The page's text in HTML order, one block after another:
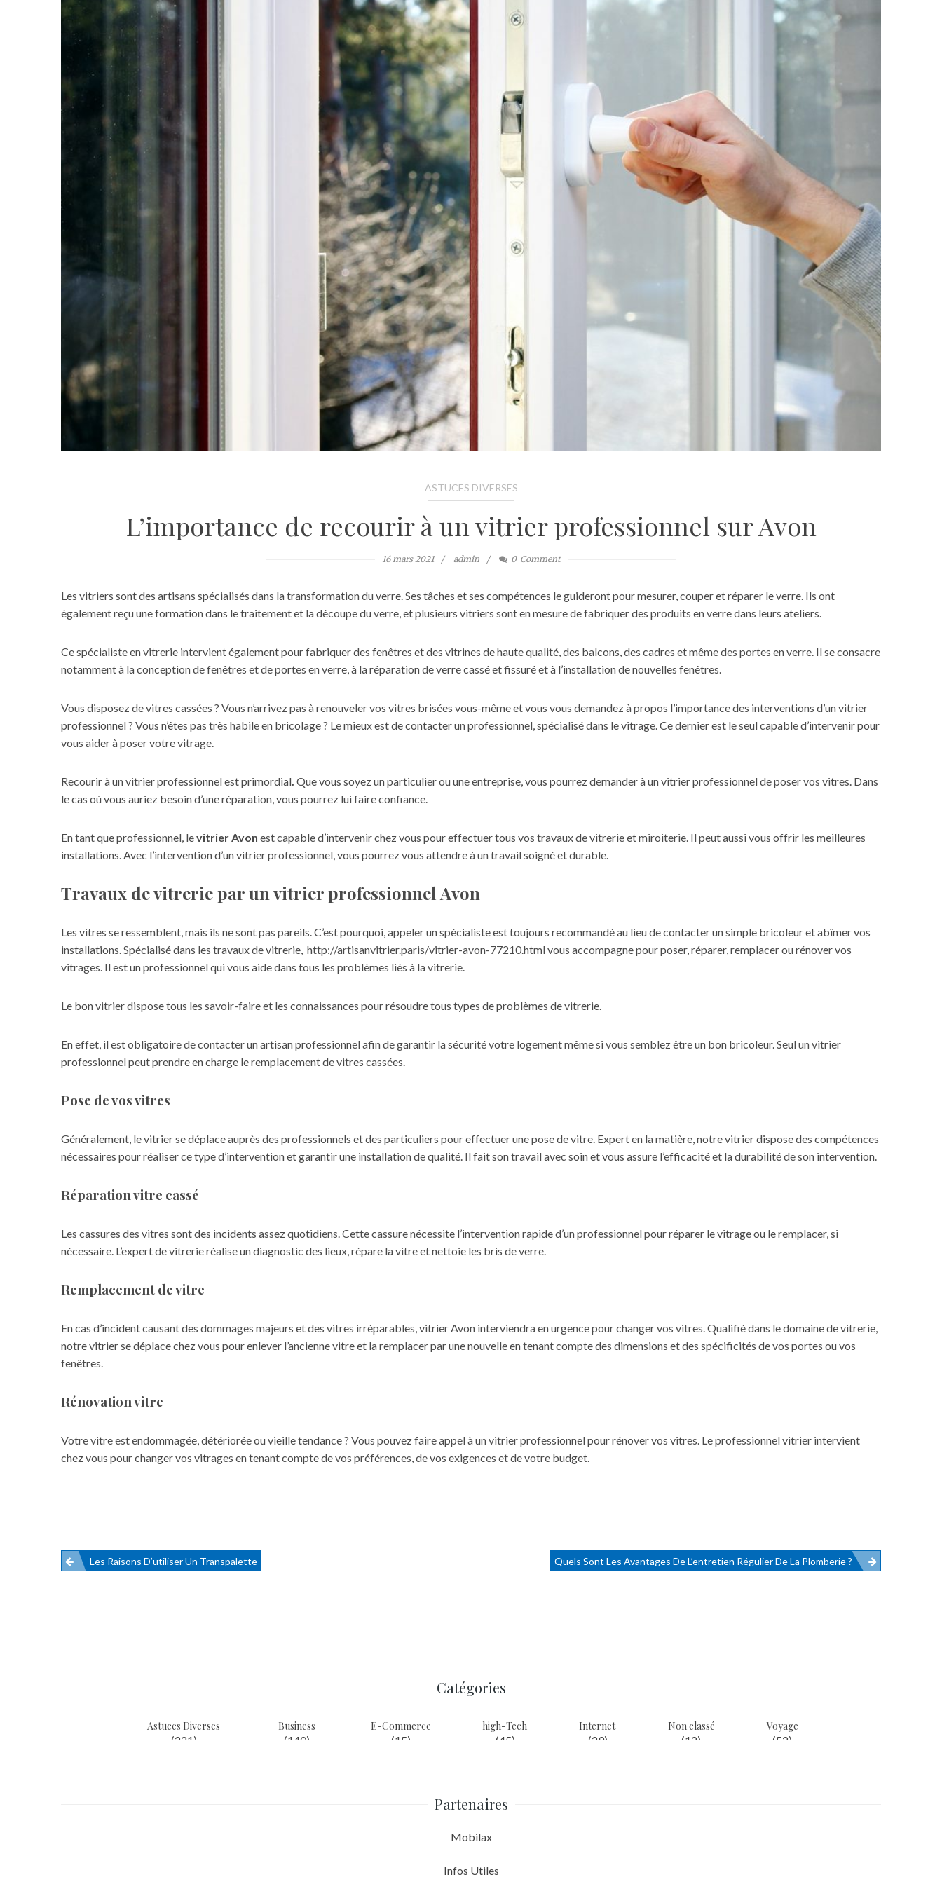
ASTUCES DIVERSES
L’importance de recourir à un vitrier professionnel sur Avon
16 mars 2021 admin 0 Comment
Les vitriers sont des artisans spécialisés dans la transformation du verre. Ses tâches et ses compétences le guideront pour mesurer, couper et réparer le verre. Ils ont
également reçu une formation dans le traitement et la découpe du verre, et plusieurs vitriers sont en mesure de fabriquer des produits en verre dans leurs ateliers.
Ce spécialiste en vitrerie intervient également pour fabriquer des fenêtres et des vitrines de haute qualité, des balcons, des cadres et même des portes en verre. Il se consacre
notamment à la conception de fenêtres et de portes en verre, à la réparation de verre cassé et fissuré et à l’installation de nouvelles fenêtres.
Vous disposez de vitres cassées ? Vous n’arrivez pas à renouveler vos vitres brisées vous-même et vous vous demandez à propos l’importance des interventions d’un vitrier
professionnel ? Vous n’êtes pas très habile en bricolage? Le mieux est de contacter un professionnel, spécialisé dans le vitrage. Ce dernier est le seul capable d’intervenir pour
vous aider à poser votre vitrage.
Recourir à un vitrier professionnel est primordial. Que vous soyez un particulier ou une entreprise, vous pourrez demander à un vitrier professionnel de poser vos vitres. Dans
le cas où vous auriez besoin d’une réparation, vous pourrez lui faire confiance.
En tant que professionnel, levitrier Avon est capable d’intervenir chez vous pour effectuer tous vos travaux de vitrerie et miroiterie. Il peut aussi vous offrir les meilleures
installations. Avec l’intervention d’un vitrier professionnel, vous pourrez vous attendre à un travail soigné et durable.
Travaux de vitrerie par un vitrier professionnel Avon
Les vitres se ressemblent, mais ils ne sont pas pareils. C’est pourquoi, appeler un spécialiste est toujours recommandé au lieu de contacter un simple bricoleur et abîmer vos
installations. Spécialisé dans les travaux de vitrerie, http://artisanvitrier.paris/vitrier-avon-77210.htmlvous accompagne pour poser, réparer, remplacer ou rénover vos
vitrages. Il est un professionnel qui vous aide dans tous les problèmes liés à la vitrerie.
Le bon vitrier dispose tous les savoir-faire et les connaissances pour résoudre tous types de problèmes de vitrerie.
En effet, il est obligatoire decontacter un artisan professionnelafin de garantir la sécurité votre logement même si vous semblez être un bon bricoleur. Seul un vitrier
professionnel peut prendre en charge le remplacement de vitres cassées.
Pose de vos vitres
Généralement, le vitrier se déplace auprès des professionnels et des particuliers pour effectuer une pose de vitre. Expert en la matière, notre vitrier dispose des compétences
nécessaires pour réaliser ce type d’intervention et garantir une installation de qualité. Il fait son travail avec soin et vous assure l’efficacité et la durabilité de son intervention.
Réparation vitre cassé
Les cassures des vitres sont des incidents assez quotidiens. Cette cassure nécessite l’intervention rapide d’un professionnel pour réparer le vitrage ou le remplacer, si
nécessaire. L’expert de vitrerie réalise un diagnostic des lieux, répare la vitre et nettoie les bris de verre.
Remplacement de vitre
En cas d’incident causant des dommages majeurs et des vitres irréparables, vitrier Avon interviendra en urgence pour changer vos vitres. Qualifié dans le domaine de vitrerie,
notre vitrier se déplace chez vous pour enlever l’ancienne vitre et la remplacer par une nouvelle en tenant compte des dimensions et des spécificités de vos portes ou vos
fenêtres.
Rénovation vitre
Votre vitre est endommagée, détériorée ou vieille tendance ? Vous pouvez faire appel à un vitrier professionnel pour rénover vos vitres. Le professionnel vitrier intervient
chez vous pour changer vos vitrages en tenant compte de vos préférences, de vos exigences et de votre budget.
Navigation
Les Raisons D’utiliser Un Transpalette Quels Sont Les Avantages De L’entretien Régulier De La Plomberie ?
Catégories
Astuces Diverses
(221)
Business
(140)
E-Commerce
(15)
high-Tech
(45)
Internet
(29)
Non classé
(12)
Voyage
(52)
Partenaires
Mobilax
Infos Utiles